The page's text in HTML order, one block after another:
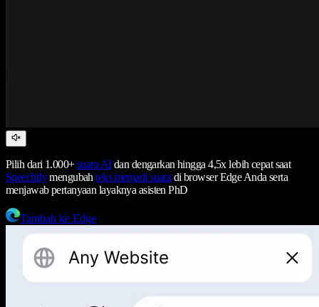
Pilih dari 1.000+suara AIdan dengarkan hingga 4,5x lebih cepat saat
Speechifymengubahteks menjadi suara di browser Edge Anda serta
menjawab pertanyaan layaknya asisten PhD
Tambah ke Edge